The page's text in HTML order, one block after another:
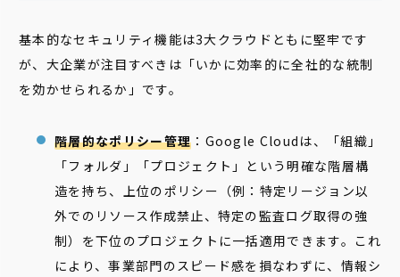
基本的なセキュリティ機能は3大クラウドともに堅牢です
が、大企業が注目すべきは「いかに効率的に全社的な統制
を効かせられるか」です。
階層的なポリシー管理 ：Google Cloudは、「組織」
「フォルダ」「プロジェクト」という明確な階層構
造を持ち、上位のポリシー（例：特定リージョン以
外でのリソース作成禁止、特定の監査ログ取得の強
制）を下位のプロジェクトに一括適用できます。これ
により、事業部門のスピード感を損なわずに、情報シ